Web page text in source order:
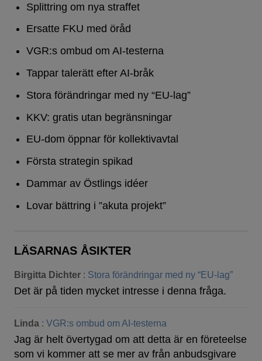
Splittring om nya straffet
Ersatte FKU med öråd
VGR:s ombud om AI-testerna
Tappar talerätt efter AI-bråk
Stora förändringar med ny “EU-lag”
KKV: gratis utan begränsningar
EU-dom öppnar för kollektivavtal
Första strategin spikad
Dammar av Östlings idéer
Lovar bättring i ”akuta projekt”
LÄSARNAS ÅSIKTER
Birgitta Dichter : Stora förändringar med ny “EU-lag”
Det är på tiden mycket intresse i denna fråga.
Linda : VGR:s ombud om AI-testerna
Jag är helt övertygad om att detta är en företeelse
som vi kommer att se mer av från anbudsgivare